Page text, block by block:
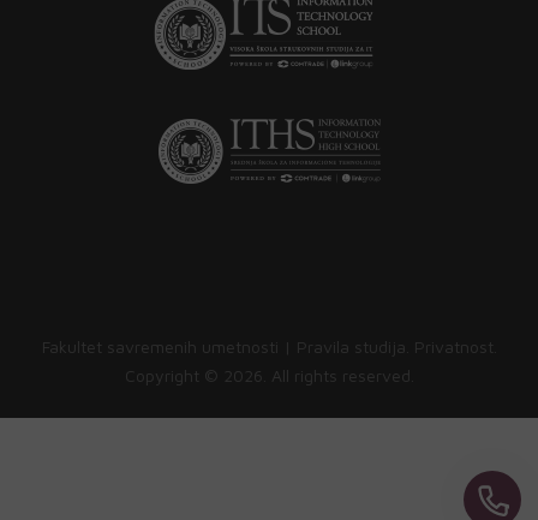
Fakultet savremenih umetnosti | Pravila studija Privatnost
Copyright © 2026. All rights reserved.